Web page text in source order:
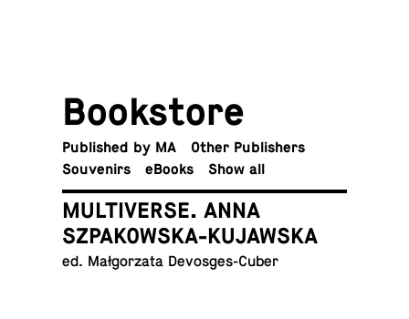
Book­store
Pub­lished by MA
Other Publishers
Sou­venirs
eBooks Show all
MULTIVERSE. ANNA
SZPAKOWSKA-KUJAWSKA
ed. Małgorzata Devosges-Cuber